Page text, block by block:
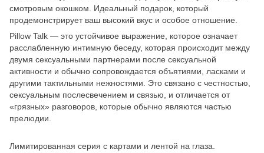
смотровым окошком. Идеальный подарок, который
продемонстрирует ваш высокий вкус и особое отношение.
Pillow Talk — это устойчивое выражение, которое означает
расслабленную интимную беседу, которая происходит между
двумя сексуальными партнерами после сексуальной
активности и обычно сопровождается объятиями, ласками и
другими тактильными нежностями. Это связано с честностью,
сексуальным послесвечением и связью, и отличается от
«грязных» разговоров, которые обычно являются частью
прелюдии.
Лимитированная серия с картами и лентой на глаза.